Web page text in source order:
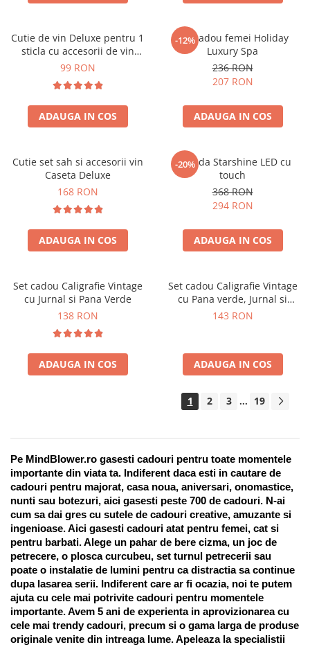
Cutie de vin Deluxe pentru 1
sticla cu accesorii de vin
incluse piele ecologica de
99 RON
ADAUGA IN COS
-12%
Set cadou femei Holiday
Luxury Spa
236 RON
207 RON
ADAUGA IN COS
Cutie set sah si accesorii vin
Caseta Deluxe
168 RON
ADAUGA IN COS
-20%
Oglinda Starshine LED cu
touch
368 RON
294 RON
ADAUGA IN COS
Set cadou Caligrafie Vintage
cu Jurnal si Pana Verde
138 RON
ADAUGA IN COS
Set cadou Caligrafie Vintage
cu Pana verde, Jurnal si
Suport pentru stilou, 9 piese
143 RON
ADAUGA IN COS
1 2 3 ... 19
Pe MindBlower.ro gasesti cadouri pentru toate momentele
importante din viata ta. Indiferent daca esti in cautare de
cadouri pentru majorat, casa noua, aniversari, onomastice,
nunti sau botezuri, aici gasesti peste 700 de cadouri. N-ai
cum sa dai gres cu sutele de cadouri creative, amuzante si
ingenioase. Aici gasesti cadouri atat pentru femei, cat si
pentru barbati. Alege un pahar de bere cizma, un joc de
petrecere, o plosca curcubeu, set turnul petrecerii sau
poate o instalatie de lumini pentru ca distractia sa continue
dupa lasarea serii. Indiferent care ar fi ocazia, noi te putem
ajuta cu cele mai potrivite cadouri pentru momentele
importante. Avem 5 ani de experienta in aprovizionarea cu
cele mai trendy cadouri, precum si o gama larga de produse
originale venite din intreaga lume. Apeleaza la specialistii